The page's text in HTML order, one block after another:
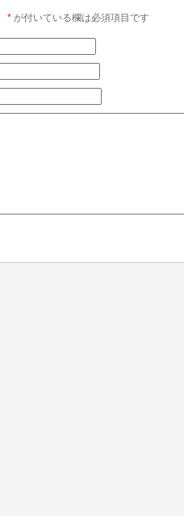
* が付いている欄は必須項目です